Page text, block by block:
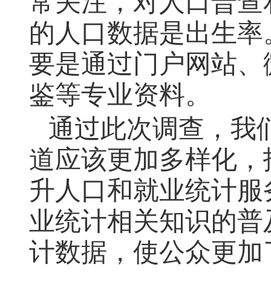
的人口数据是出生率
要是通过门户网站
鉴等专业资料。
通过此次调查，我
道应该更加多样化
升人口和就业统计
业统计相关知识的
计数据，使公众更